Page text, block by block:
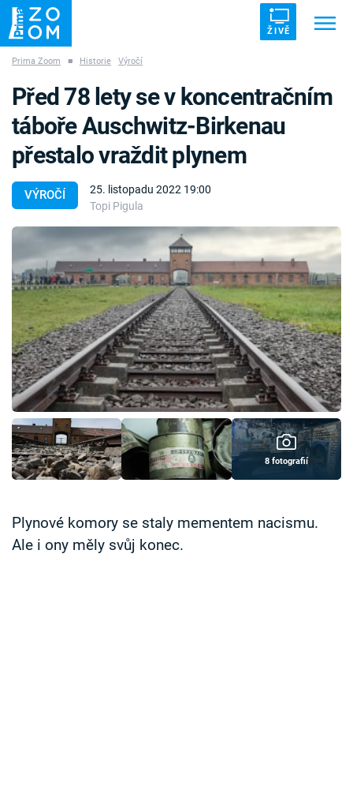
ŽIVĚ
ZÁHADY VETŘELCI DÁVNOVĚKU
Témata
Témata
Pořady
TV Program
Časopis
Sledujte prima+
Přihlášení
Sledujte nás
Prima Zoom ■ Historie Výročí
VÝROČÍ
25. listopadu 2022 19:00
Topi Pigula
Před 78 lety se v koncentračním
táboře Auschwitz-Birkenau
přestalo vraždit plynem
8 fotografií
Plynové komory se staly mementem nacismu.
Ale i ony měly svůj konec.